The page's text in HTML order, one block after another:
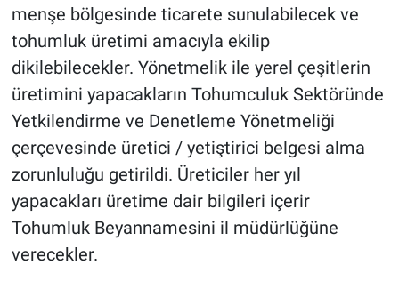
menşe bölgesinde ticarete sunulabilecek ve
tohumluk üretimi amacıyla ekilip
dikilebilecekler. Yönetmelik ile yerel çeşitlerin
üretimini yapacakların Tohumculuk Sektöründe
Yetkilendirme ve Denetleme Yönetmeliği
çerçevesinde üretici / yetiştirici belgesi alma
zorunluluğu getirildi. Üreticiler her yıl
yapacakları üretime dair bilgileri içerir
Tohumluk Beyannamesini il müdürlüğüne
verecekler.